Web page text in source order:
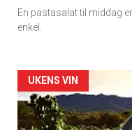
En pastasalat til middag
enkel.
Forsiden
akkurat
UKENS VIN